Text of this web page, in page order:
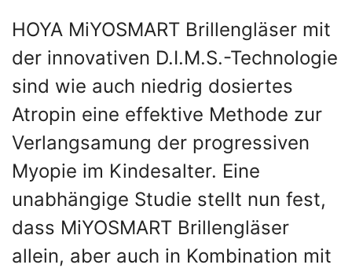
HOYA MiYOSMART Brillengläser mit
der innovativen D.I.M.S.-Technologie
sind wie auch niedrig dosiertes
Atropin eine effektive Methode zur
Verlangsamung der progressiven
Myopie im Kindesalter. Eine
unabhängige Studie stellt nun fest,
dass MiYOSMART Brillengläser
allein, aber auch in Kombination mit